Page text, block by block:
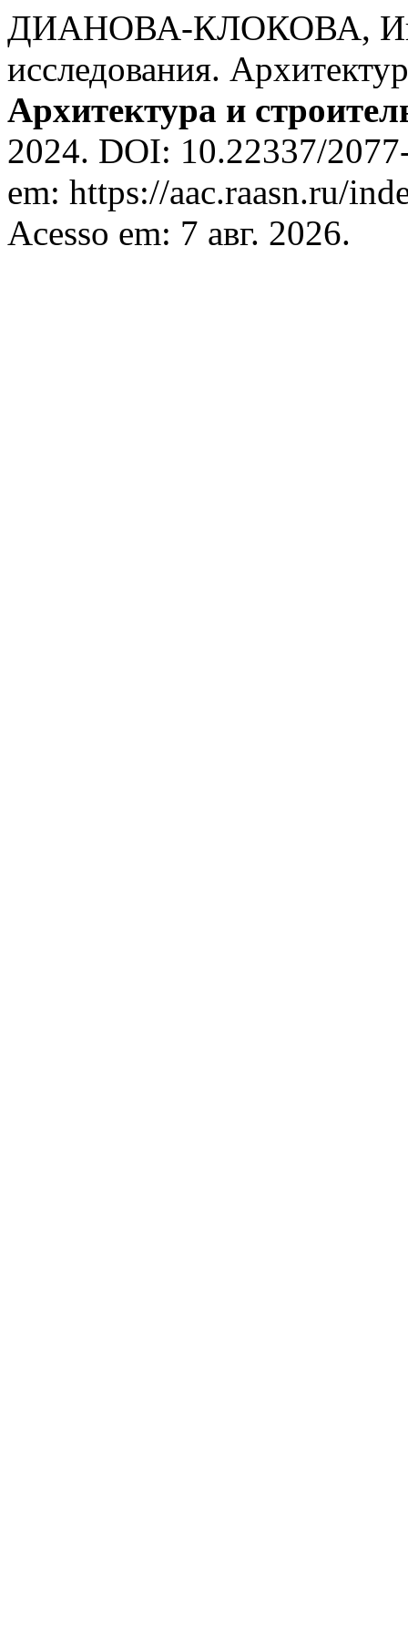
ДИАНОВА-КЛОКОВА,
исследования.
Архитектура и
2024. DOI: 10.22337/
em: https://aac.raasn.ru/
Acesso em: 7 авг. 2026.